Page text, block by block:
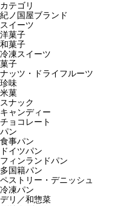
カテゴリ
紀ノ国屋ブランド
スイーツ
洋菓子
和菓子
冷凍スイーツ
菓子
ナッツ・ドライフルーツ
珍味
米菓
スナック
キャンディー
チョコレート
パン
食事パン
ドイツパン
フィンランドパン
多国籍パン
ペストリー・デニッシュ
冷凍パン
デリ／和惣菜